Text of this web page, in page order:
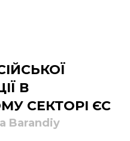
В
СЕКТОРІ ЄС
Barandiy